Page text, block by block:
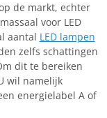
de markt, echter
voor LED
aantal LED lampen
zelfs schattingen
dit te bereiken
wil namelijk
energielabel A of